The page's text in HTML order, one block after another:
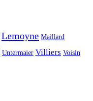
Lemoyne Maillard
Untermaier Villiers Voisin